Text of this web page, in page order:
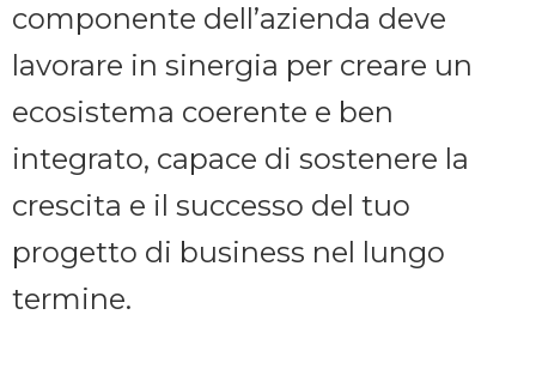
componente dell’azienda deve
lavorare in sinergia per creare un
ecosistema coerente e ben
integrato, capace di sostenere la
crescita e il successo del tuo
progetto di business nel lungo
termine.